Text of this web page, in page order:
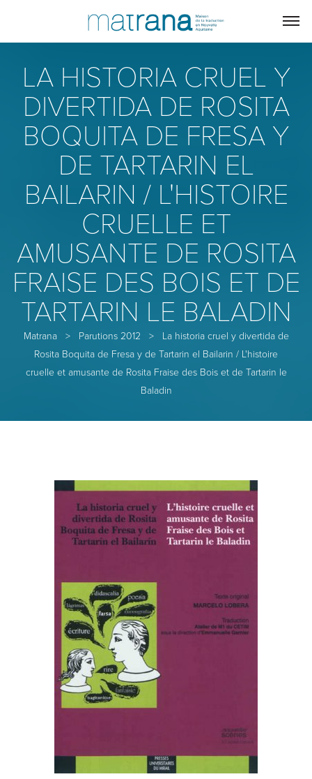
LA HISTORIA CRUEL Y
DIVERTIDA DE ROSITA
BOQUITA DE FRESA Y
DE TARTARIN EL
BAILARIN / L'HISTOIRE
CRUELLE ET
AMUSANTE DE ROSITA
FRAISE DES BOIS ET DE
TARTARIN LE BALADIN
Matrana> Parutions 2012 >
La historia cruel y divertida de
Rosita Boquita de Fresa y de Tartarin el Bailarin / L'histoire
cruelle et amusante de Rosita Fraise des Bois et de Tartarin le
Baladin